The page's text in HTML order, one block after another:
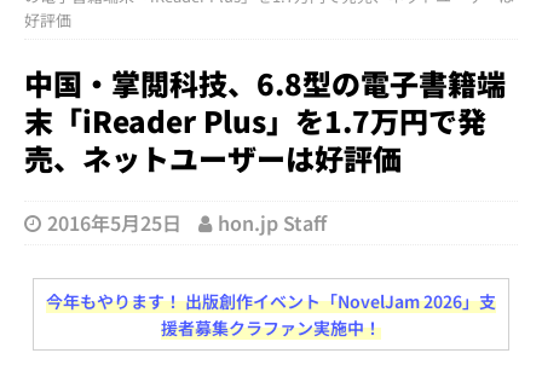
好評価
中国・掌閲科技、6.8型の電子書籍端
末「iReader Plus」を1.7万円で発
売、ネットユーザーは好評価
2016年5月25日 hon.jp Staff
今年もやります！ 出版創作イベント「NovelJam 2026」支
援者募集クラファン実施中！